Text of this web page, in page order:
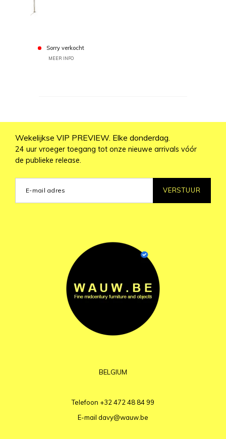
Sorry verkocht
MEER INFO
Wekelijkse VIP PREVIEW. Elke donderdag.
24 uur vroeger toegang tot onze nieuwe arrivals vóór
de publieke release.
VERSTUUR
BELGIUM
Telefoon +32 472 48 84 99
E-mail davy@wauw.be